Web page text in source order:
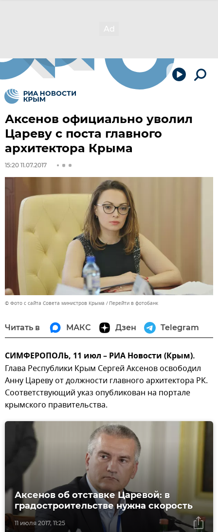
Аксенов официально уволил
Цареву с поста главного
архитектора Крыма
15:20 11.07.2017
© Фото с сайта Совета министров Крыма Перейти в фотобанк
Читать в МАКС Дзен Telegram
СИМФЕРОПОЛЬ, 11 июл – РИА Новости (Крым).
Глава Республики Крым Сергей Аксенов освободил
Анну Цареву от должности главного архитектора РК.
Соответствующий указ опубликован на портале
крымского правительства.
11 июля 2017, 11:25
Аксенов об отставке Царевой: в
градостроительстве нужна скорость